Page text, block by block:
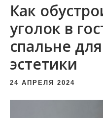
Как
уголок в
спальне
эстетики
24 АПРЕЛЯ 2024